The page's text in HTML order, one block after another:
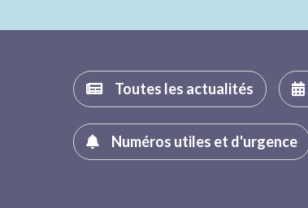
Toutes les actualités
Numéros utiles et d'urgence